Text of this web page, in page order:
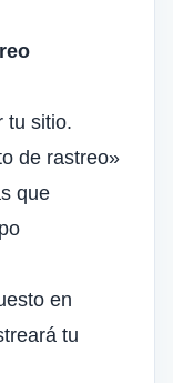
tu sitio.
de rastreo»
que
en
tu